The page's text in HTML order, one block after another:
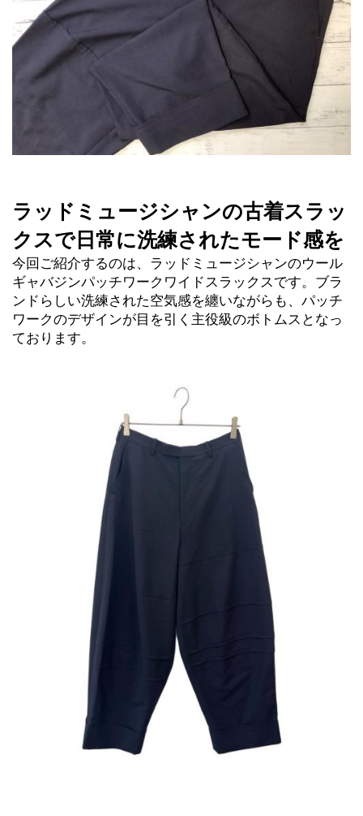
ラッドミュージシャンの古着スラッ
クスで日常に洗練されたモード感を
今回ご紹介するのは、ラッドミュージシャンのウール
ギャバジンパッチワークワイドスラックスです。ブラ
ンドらしい洗練された空気感を纏いながらも、パッチ
ワークのデザインが目を引く主役級のボトムスとなっ
ております。